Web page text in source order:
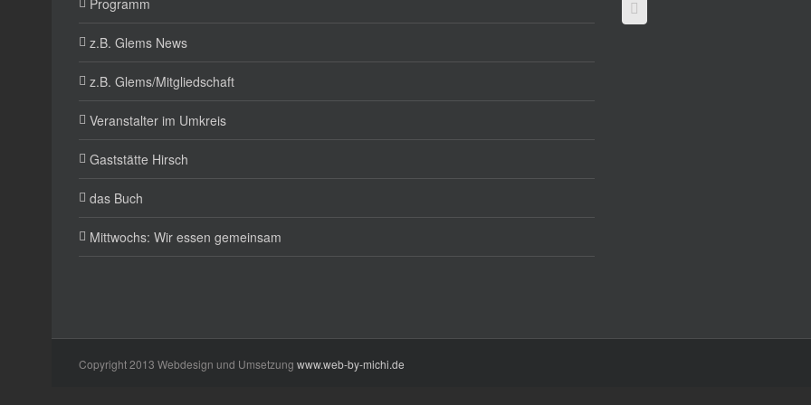
Programm
z.B. Glems News
z.B. Glems/Mitgliedschaft
Veranstalter im Umkreis
Gaststätte Hirsch
das Buch
Mittwochs: Wir essen gemeinsam
Copyright 2013 Webdesign und Umsetzung www.web-by-michi.de